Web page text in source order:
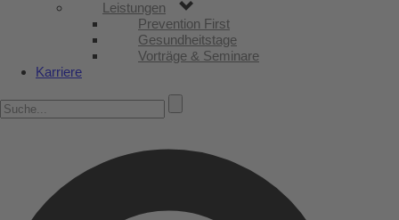
Leistungen
Prevention First
Gesundheitstage
Vorträge & Seminare
Karriere